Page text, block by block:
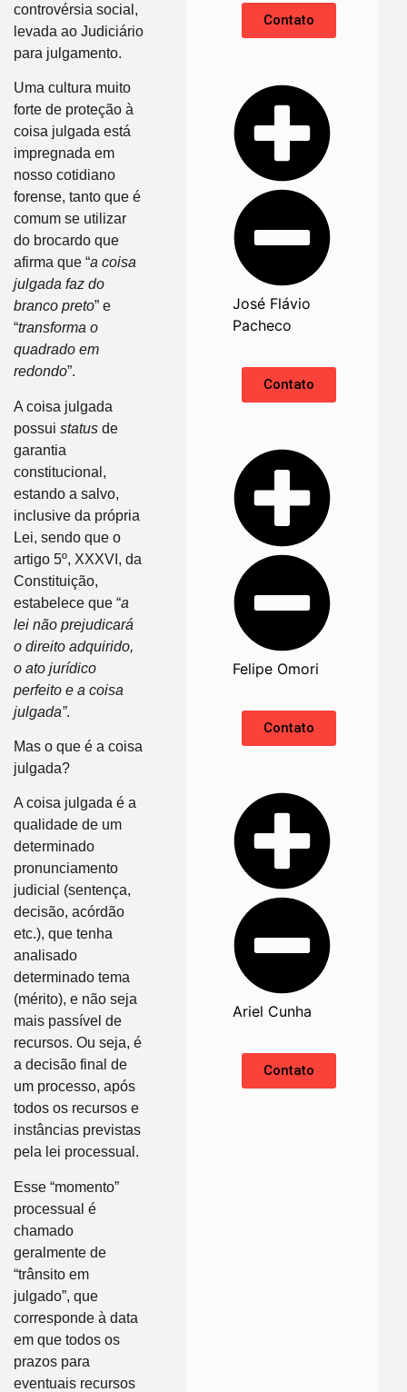
controvérsia social,
levada ao Judiciário
para julgamento.
Uma cultura muito
forte de proteção à
coisa julgada está
impregnada em
nosso cotidiano
forense, tanto que é
comum se utilizar
do brocardo que
afirma que “a coisa
julgada faz do
branco preto” e
“transforma o
quadrado em
redondo”.
A coisa julgada
possui status de
garantia
constitucional,
estando a salvo,
inclusive da própria
Lei, sendo que o
artigo 5º, XXXVI, da
Constituição,
estabelece que “a
lei não prejudicará
o direito adquirido,
o ato jurídico
perfeito e a coisa
julgada”.
Mas o que é a coisa
julgada?
A coisa julgada é a
qualidade de um
determinado
pronunciamento
judicial (sentença,
decisão, acórdão
etc.), que tenha
analisado
determinado tema
(mérito), e não seja
mais passível de
recursos. Ou seja, é
a decisão final de
um processo, após
todos os recursos e
instâncias previstas
pela lei processual.
Esse “momento”
processual é
chamado
geralmente de
“trânsito em
julgado”, que
corresponde à data
em que todos os
prazos para
eventuais recursos
Contato
José Flávio
Pacheco
Contato
Felipe Omori
Contato
Ariel Cunha
Contato